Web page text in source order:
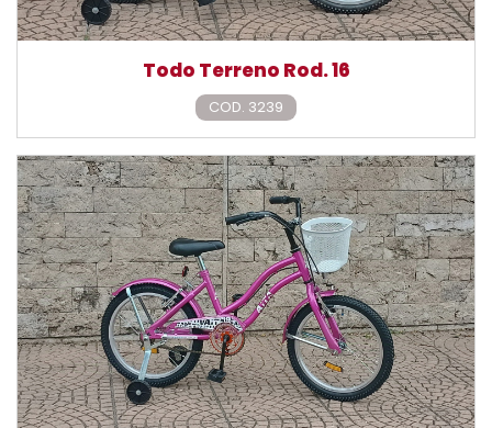
Todo Terreno Rod. 16
COD. 3239